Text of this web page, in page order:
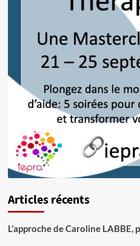
Articles récents
L’approche de Caroline